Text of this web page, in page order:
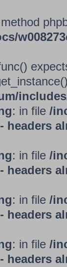
: in file /
headers
: in file /
headers
: in file /
headers
: in file /
headers